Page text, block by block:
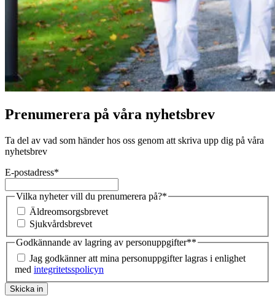
Prenumerera på våra nyhetsbrev
Ta del av vad som händer hos oss genom att skriva upp dig på våra
nyhetsbrev
E-postadress*
Vilka nyheter vill du prenumerera på?*
Äldreomsorgsbrevet
Sjukvårdsbrevet
Godkännande av lagring av personuppgifter**
Jag godkänner att mina personuppgifter lagras i enlighet
med integritetsspolicyn
Skicka in